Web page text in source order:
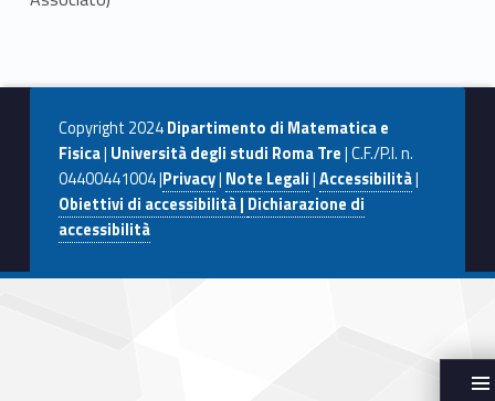
Copyright 2024Dipartimento di Matematica e
Fisica| Università degli studi Roma Tre| C.F./P.I. n.
04400441004 |Privacy| Note Legali|Accessibilità|
Obiettivi di accessibilità | Dichiarazione di
accessibilità